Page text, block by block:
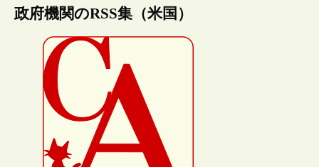
政府機関のRSS集（米国）